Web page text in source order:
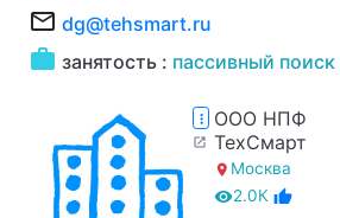
mail_outline dg@tehsmart.ru
work занятость : пассивный поиск
more_vert
open_in_new
ООО НПФ
ТехСмарт
location_on Москва
remove_red_eye2.0К thumb_up